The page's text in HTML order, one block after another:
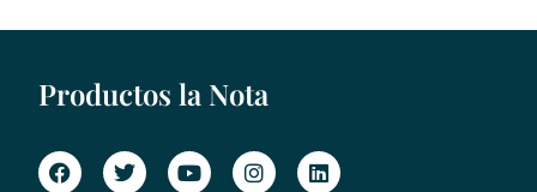
Productos la Nota